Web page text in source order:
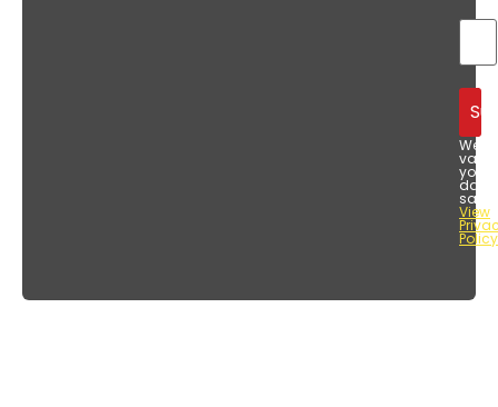
We
value
your
data
View
Policy